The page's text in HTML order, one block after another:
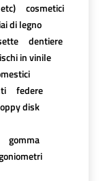
cosmetici
di legno
dentiere
in vinile
federe
disk
gomma